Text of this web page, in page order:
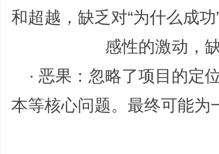
和超越，缺乏对“为什么成
感性的激动，
· 恶果：忽略了项目的定
本等核心问题。最终可能为